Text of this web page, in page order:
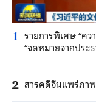
1 รายการพิเศษ “ค
“จดหมายจากประ
2 สารคดีจีนแพร่ภา